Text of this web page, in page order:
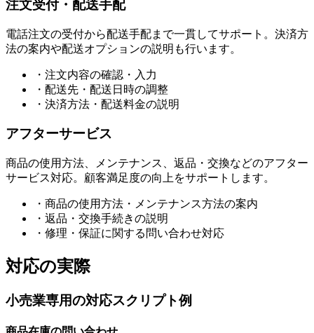
注文受付・配送手配
電話注文の受付から配送手配まで一貫してサポート。決済方
法の案内や配送オプションの説明も行います。
・ 注文内容の確認・入力
・ 配送先・配送日時の調整
・ 決済方法・配送料金の説明
アフターサービス
商品の使用方法、メンテナンス、返品・交換などのアフター
サービス対応。顧客満足度の向上をサポートします。
・ 商品の使用方法・メンテナンス方法の案内
・ 返品・交換手続きの説明
・ 修理・保証に関する問い合わせ対応
対応の実際
小売業専用の対応スクリプト例